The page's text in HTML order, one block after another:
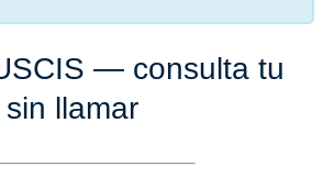
— consulta tu
llamar